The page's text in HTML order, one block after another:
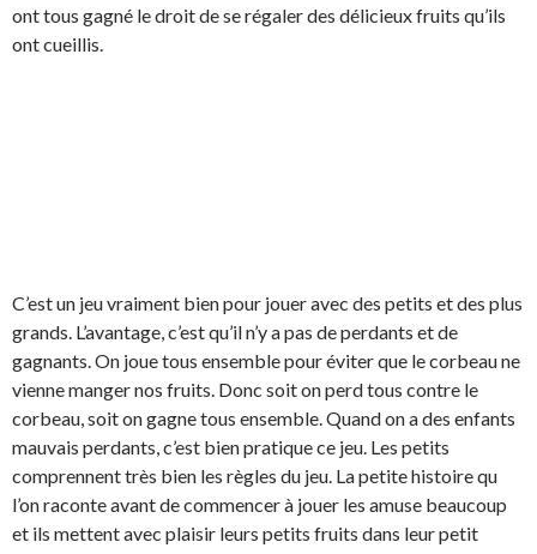
ont tous gagné le droit de se régaler des délicieux fruits qu’ils
ont cueillis.
C’est un jeu vraiment bien pour jouer avec des petits et des plus
grands. L’avantage, c’est qu’il n’y a pas de perdants et de
gagnants. On joue tous ensemble pour éviter que le corbeau ne
vienne manger nos fruits. Donc soit on perd tous contre le
corbeau, soit on gagne tous ensemble. Quand on a des enfants
mauvais perdants, c’est bien pratique ce jeu. Les petits
comprennent très bien les règles du jeu. La petite histoire qu
l’on raconte avant de commencer à jouer les amuse beaucoup
et ils mettent avec plaisir leurs petits fruits dans leur petit